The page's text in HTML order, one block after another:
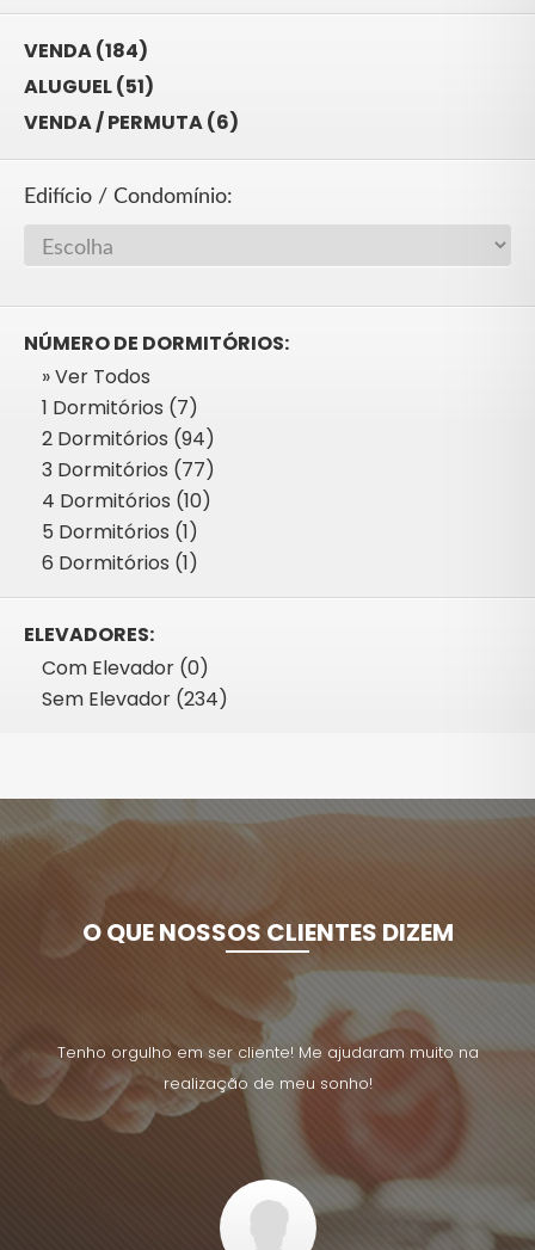
VENDA (184)
ALUGUEL (51)
VENDA / PERMUTA (6)
Edifício / Condomínio:
NÚMERO DE DORMITÓRIOS:
» Ver Todos
1 Dormitórios (7)
2 Dormitórios (94)
3 Dormitórios (77)
4 Dormitórios (10)
5 Dormitórios (1)
6 Dormitórios (1)
ELEVADORES:
Com Elevador (0)
Sem Elevador (234)
O QUE NOSSOS CLIENTES DIZEM
na Tenho orgulho em ser cliente! Me ajudaram muito na
realização de meu sonho!